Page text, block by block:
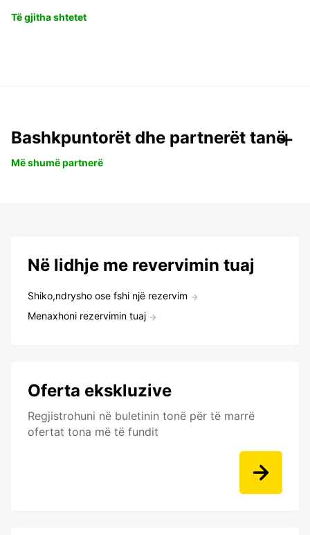
Të gjitha shtetet
Bashkpuntorët dhe partnerët tanë
Më shumë partnerë
Në lidhje me revervimin tuaj
Shiko,ndrysho ose fshi një rezervim
Menaxhoni rezervimin tuaj
Oferta ekskluzive
Regjistrohuni në buletinin tonë për të marrë
ofertat tona më të fundit